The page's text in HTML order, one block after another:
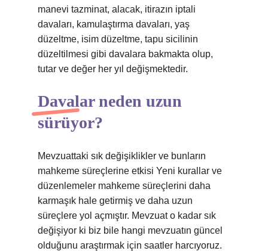
manevi tazminat, alacak, itirazın iptali
davaları, kamulaştırma davaları, yaş
düzeltme, isim düzeltme, tapu sicilinin
düzeltilmesi gibi davalara bakmakta olup,
tutar ve değer her yıl değişmektedir.
Davalar neden uzun
sürüyor?
Mevzuattaki sık değişiklikler ve bunların
mahkeme süreçlerine etkisi Yeni kurallar ve
düzenlemeler mahkeme süreçlerini daha
karmaşık hale getirmiş ve daha uzun
süreçlere yol açmıştır. Mevzuat o kadar sık ​​
değişiyor ki biz bile hangi mevzuatın güncel
olduğunu araştırmak için saatler harcıyoruz.